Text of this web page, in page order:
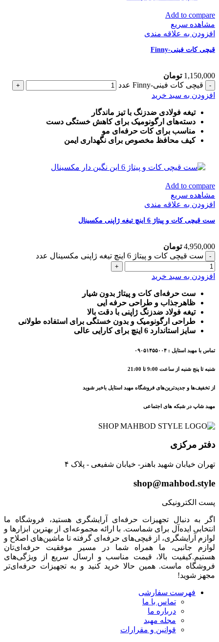
Add to compare
مشاهده سریع
افزودن به علاقه مندی
قیچی کات فینی-Finny
1,150,000 تومان
قیچی کات فینی-Finny عدد
افزودن به سبد خرید
تیغه فولادی ضدزنگ با تیز ماندگار
دسته‌های ارگونومیک برای کاهش خستگی دست
مناسب برای کات حرفه‌ای مو
کیف محافظ مخصوص برای نگهداری ایمن
Add to compare
مشاهده سریع
افزودن به علاقه مندی
ست قیچی کات و پیتاژ 6 اینچ تیغه ژاپنی مکسینال
4,950,000 تومان
ست قیچی کات و پیتاژ 6 اینچ تیغه ژاپنی مکسینال عدد
افزودن به سبد خرید
ست حرفه‌ای کات و پیتاژ بدون شیار
ظاهرجذاب و طراحی حرفه ایی
تیغه فولاد ضدزنگ ژاپنی با دقت بالا
طراحی ارگونومیک و بدون خستگی برای استفاده طولانی
سایز استاندارد 6 اینچ برای کارایی عالی
تماس با مهبد استایل : ۰۹۰۵۱۴۵۵۰۰۴
شنبه تا پنج شنبه از ساعت 9:00 تا 21:00
از تخفیف‌ها و جدیدترین‌های فروشگاه مهبد استایل باخبر شوید
مهبد شاپ در شبکه های اجتماعی
دفتر مرکزی
تهران خیابان شهید باهنر- خیابان شفیعی - پلاک ۴
shop@mahbod.style
پست الکترونیکی
اگر به دنبال تجهیزات حرفه‌ای آرایشگری هستید، فروشگاه ما
انتخابی ایده‌آل برای شماست. با ارائه مجموعه‌ای از بهترین ابزارها و
لوازم آرایشگری، از قیچی‌های حرفه‌ای گرفته تا ماشین‌های اصلاح و
لوازم جانبی، ما همراه شما در مسیر موفقیت حرفه‌ای‌تان
هستیم.کیفیت بالا، قیمت مناسب و ارسال سریع از ویژگی‌های
فروشگاه ماست. همین حالا خرید کنید و به تجهیزات حرفه‌ای‌تر
مجهز شوید!
فهرست سفارشی
تماس با ما
درباره ما
مجله مهبد
قوانین و مقرارات